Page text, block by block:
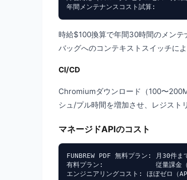
時給$100換算で年間30時間のメン
バッグへのコンテキストスイッチに
CI/CD
Chromiumダウンロード（100〜
シュ/プル時間を増加させ、レジスト
マネージドAPIのコスト
FUNBREW PDF 無料プラン: 月30件ま
有料プラン:             従量課金（